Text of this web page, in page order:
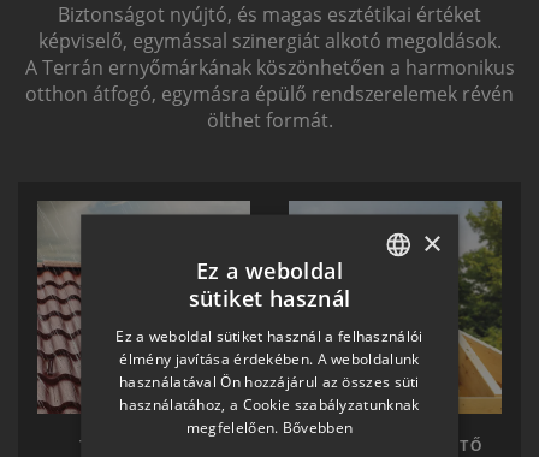
Biztonságot nyújtó, és magas esztétikai értéket
képviselő, egymással szinergiát alkotó megoldások.
A Terrán ernyőmárkának köszönhetően a harmonikus
otthon átfogó, egymásra épülő rendszerelemek révén
ölthet formát.
TERRÁN TETŐ TERRÁN KÉSZTETŐ
HUNGARIAN
SLOVAK
GERMAN
ROMANIAN
×
Ez a weboldal
sütiket használ
Ez a weboldal sütiket használ a felhasználói
élmény javítása érdekében. A weboldalunk
használatával Ön hozzájárul az összes süti
használatához, a Cookie szabályzatunknak
megfelelően. Bővebben